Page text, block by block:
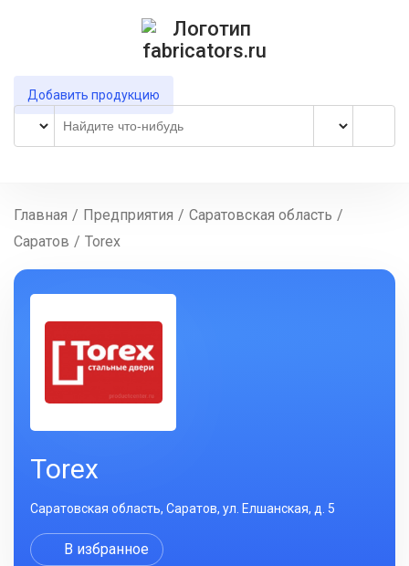
Добавить продукцию
Главная / Предприятия / Саратовская область /
Саратов / Torex
Torex
Саратовская область, Саратов, ул. Елшанская, д. 5
В избранное